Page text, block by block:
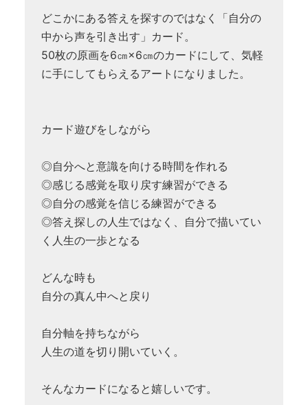
どこかにある答えを探すのではなく「自分の
中から声を引き出す」カード。
50枚の原画を6㎝×6㎝のカードにして、気軽
に手にしてもらえるアートになりました。
カード遊びをしながら
◎自分へと意識を向ける時間を作れる
◎感じる感覚を取り戻す練習ができる
◎自分の感覚を信じる練習ができる
◎答え探しの人生ではなく、自分で描いてい
く人生の一歩となる
どんな時も
自分の真ん中へと戻り
自分軸を持ちながら
人生の道を切り開いていく。
そんなカードになると嬉しいです。